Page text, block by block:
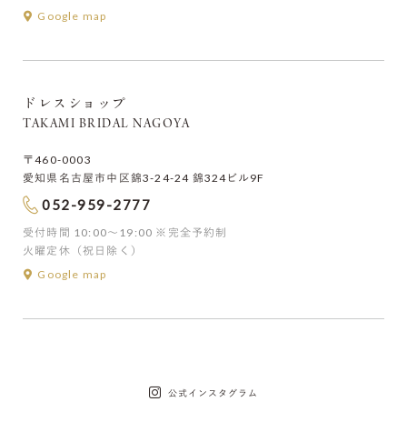
Google map
ドレスショップ
TAKAMI BRIDAL NAGOYA
〒460-0003
愛知県名古屋市中区錦3-24-24 錦324ビル9F
052-959-2777
受付時間 10:00〜19:00 ※完全予約制
火曜定休（祝日除く）
Google map
公式インスタグラム